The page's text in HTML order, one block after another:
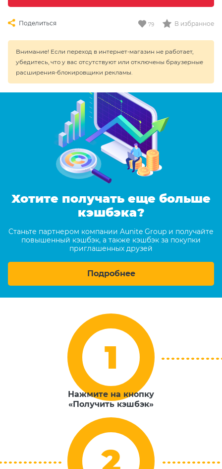
Поделиться 79 В избранное
Внимание! Если переход в интернет-магазин не работает,
убедитесь, что у вас отсутствуют или отключены браузерные
расширения-блокировщики рекламы.
Хотите получать еще больше
кэшбэка?
Станьте партнером компании Aunite Group и получайте
повышенный кэшбэк, а также кэшбэк за покупки
приглашенных друзей
Подробнее
Нажмите на кнопку
«Получить кэшбэк»